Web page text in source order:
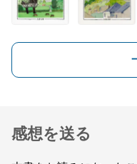
感想を送る